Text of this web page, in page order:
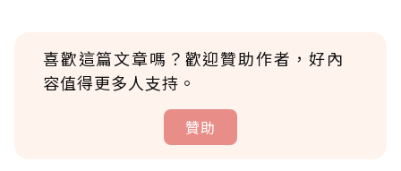
喜歡這篇文章嗎？歡迎贊助作者，好內
容值得更多人支持。
贊助